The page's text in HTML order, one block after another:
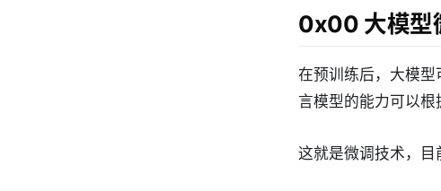
0x00 大模型
在预训练后，大模
言模型的能力可以根
这就是微调技术，